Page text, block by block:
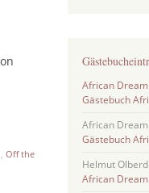
, Off the
African
Gästebuch
African
Gästebuch
Helmut
African